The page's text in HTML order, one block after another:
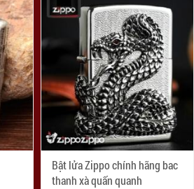
Bật lửa Zippo chính hãng bac
thanh xà quấn quanh